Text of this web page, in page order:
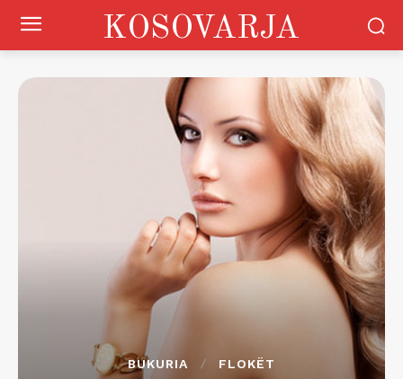
KOSOVARJA
BUKURIA FLOKËT